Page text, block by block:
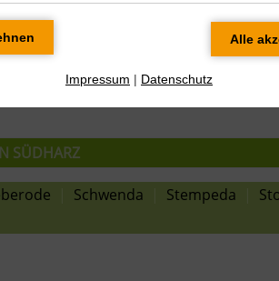
SÜDHARZ
Schwenda Stempeda
Impressum | Datenschutz